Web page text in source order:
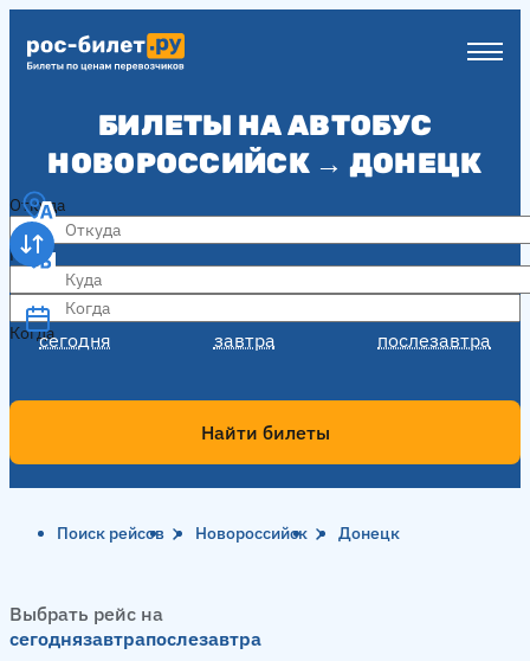
БИЛЕТЫ НА АВТОБУС
НОВОРОССИЙСК → ДОНЕЦК
Откуда
Куда
Когда
сегодня завтра послезавтра
Когда
Найти билеты
Поиск рейсов Новороссийск Донецк
Выбрать рейс на
сегоднязавтрапослезавтра